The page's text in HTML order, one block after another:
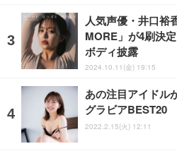
人気声優・井口裕
MORE」が4刷決
ボディ披露
2024.10.11(金) 19:15
あの注目アイドル
グラビアBEST20
2022.2.15(火) 12:11